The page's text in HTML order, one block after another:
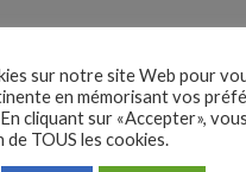
exemple un
sur le bouton ci-
sur notre site Web pour
en mémorisant vos
cliquant sur «Accepter», vous
TOUS les cookies.